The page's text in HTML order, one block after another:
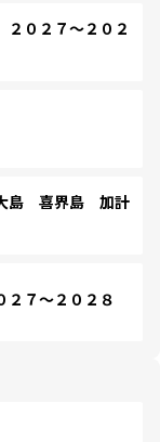
０２７～２０２
島 喜界島 加計
７～２０２８